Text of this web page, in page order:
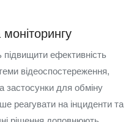
моніторингу
підвищити ефективність
відеоспостереження,
застосунки для обміну
реагувати на інциденти та